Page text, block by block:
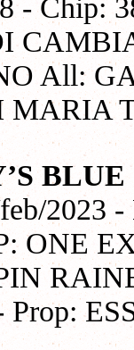
- Chip:
All:
MARIA
BLUE
2023
ONE